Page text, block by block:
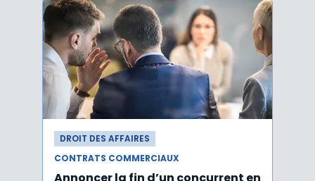
DROIT DES AFFAIRES
CONTRATS COMMERCIAUX